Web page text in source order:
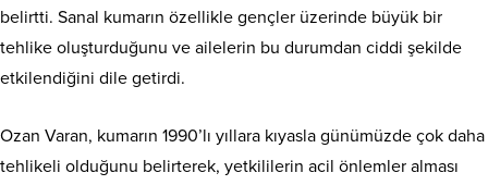
belirtti. Sanal kumarın özellikle gençler üzerinde büyük bir
tehlike oluşturduğunu ve ailelerin bu durumdan ciddi şekilde
etkilendiğini dile getirdi.
Ozan Varan, kumarın 1990’lı yıllara kıyasla günümüzde çok daha
tehlikeli olduğunu belirterek, yetkililerin acil önlemler alması